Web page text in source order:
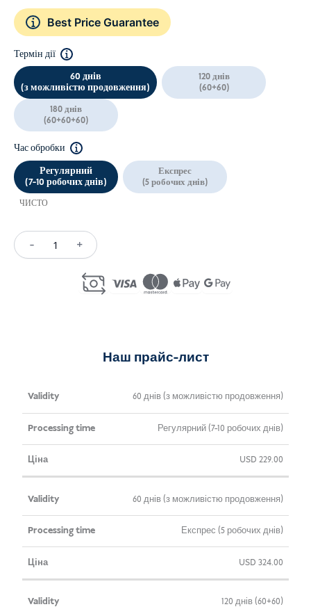
Best Price Guarantee
Термін дії
60 днів
(з можливістю продовження)
120 днів
(60+60)
180 днів
(60+60+60)
Час обробки
Регулярний
(7-10 робочих днів)
Експрес
(5 робочих днів)
ЧИСТО
-
Short
Course/Training
+
Наш прайс-лист
Термін
дії
обробки
Ціна60 днів (з можливістю продовження)
Регулярний (7-10 робочих днів)
USD 229.00
60 днів (з можливістю продовження)
Експрес (5 робочих днів)
USD 324.00
120 днів (60+60)